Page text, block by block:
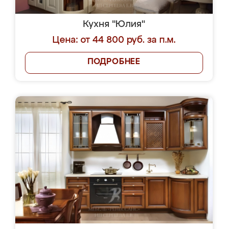
Кухня "Юлия"
Цена: от 44 800 руб. за п.м.
ПОДРОБНЕЕ